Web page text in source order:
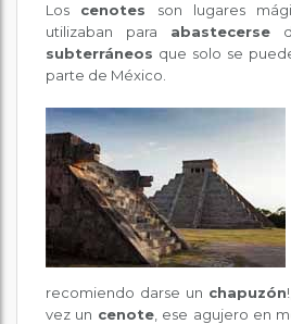
Los cenotes son lugares
utilizaban para abastecerse
subterráneos que solo se
parte de México.
recomiendo darse un chapuzón
vez un cenote, ese agujero en